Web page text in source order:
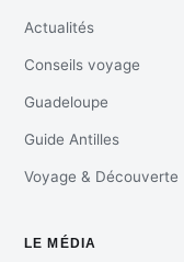
Actualités
Conseils voyage
Guadeloupe
Guide Antilles
Voyage & Découverte
LE MÉDIA